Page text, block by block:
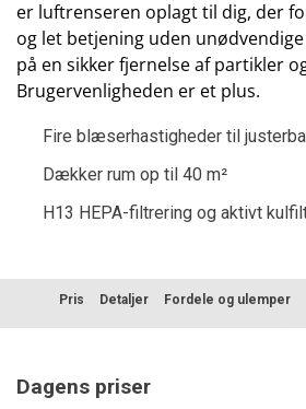
er luftrenseren oplagt til dig, der
og let betjening uden
på en sikker fjernelse af partikler
Brugervenligheden er et plus.
Fire blæserhastigheder til
Dækker rum op til 40 m²
H13 HEPA-filtrering og aktivt
Pris Detaljer Fordele og ulemper
Dagens priser